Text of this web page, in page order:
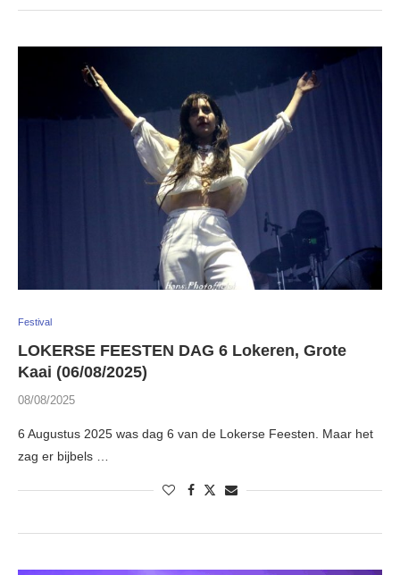
Festival
LOKERSE FEESTEN DAG 6 Lokeren, Grote
Kaai (06/08/2025)
08/08/2025
6 Augustus 2025 was dag 6 van de Lokerse Feesten. Maar het
zag er bijbels …